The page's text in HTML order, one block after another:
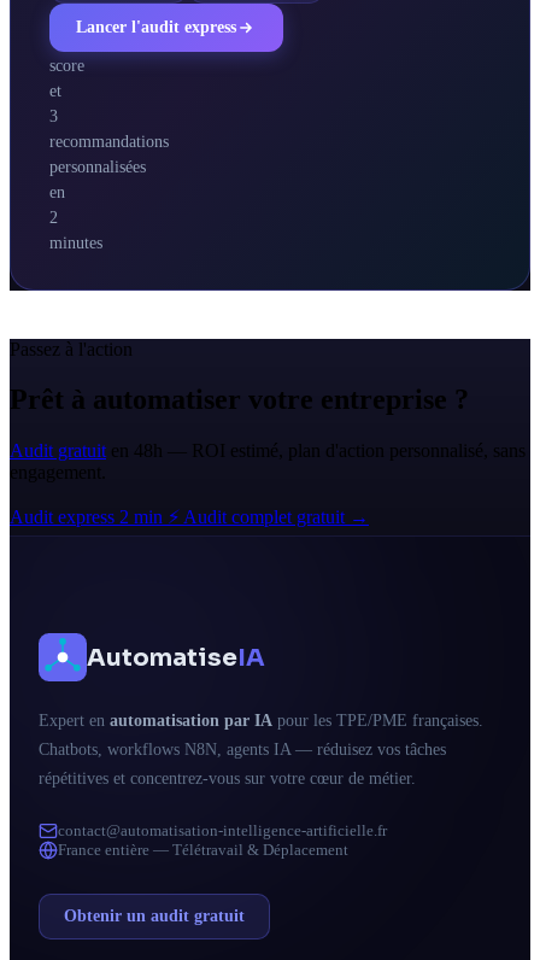
obtenez
votre
score
et
3
recommandations
personnalisées
en
2
minutes
Lancer l'audit express
Passez à l'action
Prêt à automatiser votre entreprise ?
Audit gratuit en 48h — ROI estimé, plan d'action personnalisé, sans
engagement.
Audit express 2 min ⚡ Audit complet gratuit →
AutomatiseIA
Expert en automatisation par IA pour les TPE/PME françaises.
Chatbots, workflows N8N, agents IA — réduisez vos tâches
répétitives et concentrez-vous sur votre cœur de métier.
contact@automatisation-intelligence-artificielle.fr
France entière — Télétravail & Déplacement
Obtenir un audit gratuit